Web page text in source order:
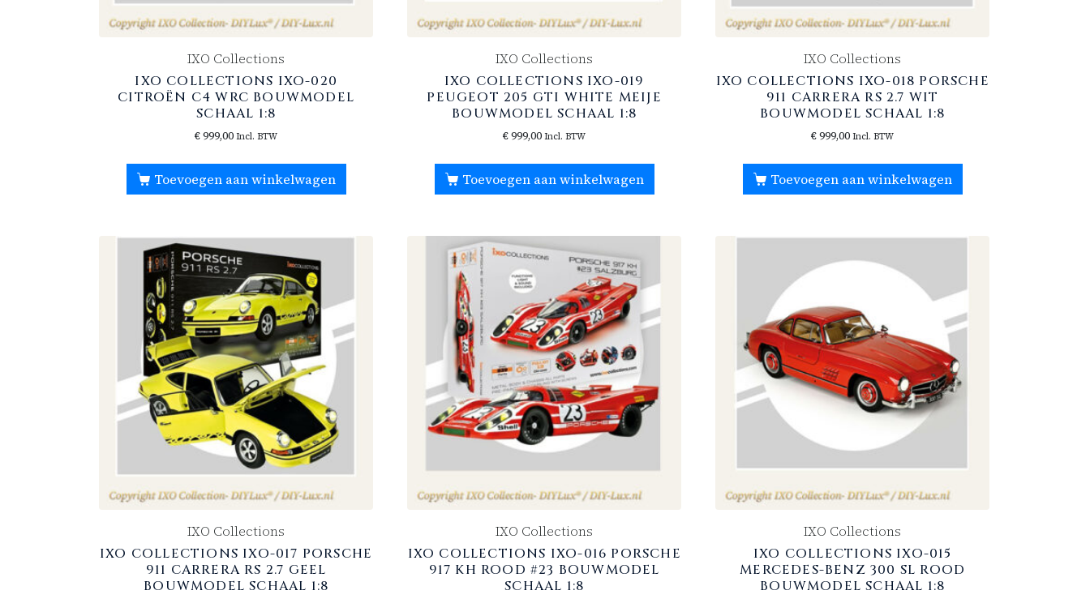
IXO Collections
IXO COLLECTIONS IXO-020
CITROËN C4 WRC BOUWMODEL
SCHAAL 1:8
€999,00 Incl. BTW
Toevoegen aan winkelwagen
IXO Collections
IXO COLLECTIONS IXO-019
PEUGEOT 205 GTI WHITE MEIJE
BOUWMODEL SCHAAL 1:8
€999,00 Incl. BTW
Toevoegen aan winkelwagen
IXO Collections
IXO COLLECTIONS IXO-018 PORSCHE
911 CARRERA RS 2.7 WIT
BOUWMODEL SCHAAL 1:8
€999,00 Incl. BTW
Toevoegen aan winkelwagen
IXO Collections
IXO COLLECTIONS IXO-017 PORSCHE
911 CARRERA RS 2.7 GEEL
BOUWMODEL SCHAAL 1:8
IXO Collections
IXO COLLECTIONS IXO-016 PORSCHE
917 KH ROOD #23 BOUWMODEL
SCHAAL 1:8
IXO Collections
IXO COLLECTIONS IXO-015
MERCEDES-BENZ 300 SL ROOD
BOUWMODEL SCHAAL 1:8